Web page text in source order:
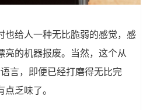
也给人一种无比脆弱的感觉，感
亮的机器报废。当然，这个从
言，即便已经打磨得无比完
乏味了。